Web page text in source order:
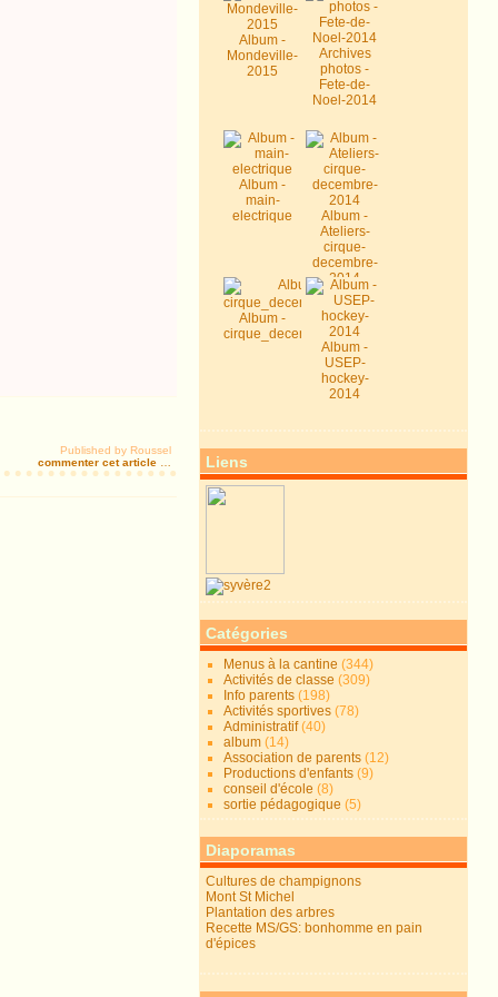
Published by Roussel
commenter cet article
Album -
Mondeville-
2015
Archives
photos -
Fete-de-
Noel-2014
Album -
main-
electrique
Album -
Ateliers-
cirque-
decembre-
2014
Album -
cirque_decembre2014
Album -
USEP-
hockey-
2014
Liens
Catégories
Menus à la cantine (344)
Activités de classe (309)
Info parents (198)
Activités sportives (78)
Administratif(40)
album (14)
Association de parents (12)
Productions d'enfants (9)
conseil d'école (8)
sortie pédagogique (5)
Diaporamas
Cultures de champignons
Mont St Michel
Plantation des arbres
Recette MS/GS: bonhomme en pain
d'épices